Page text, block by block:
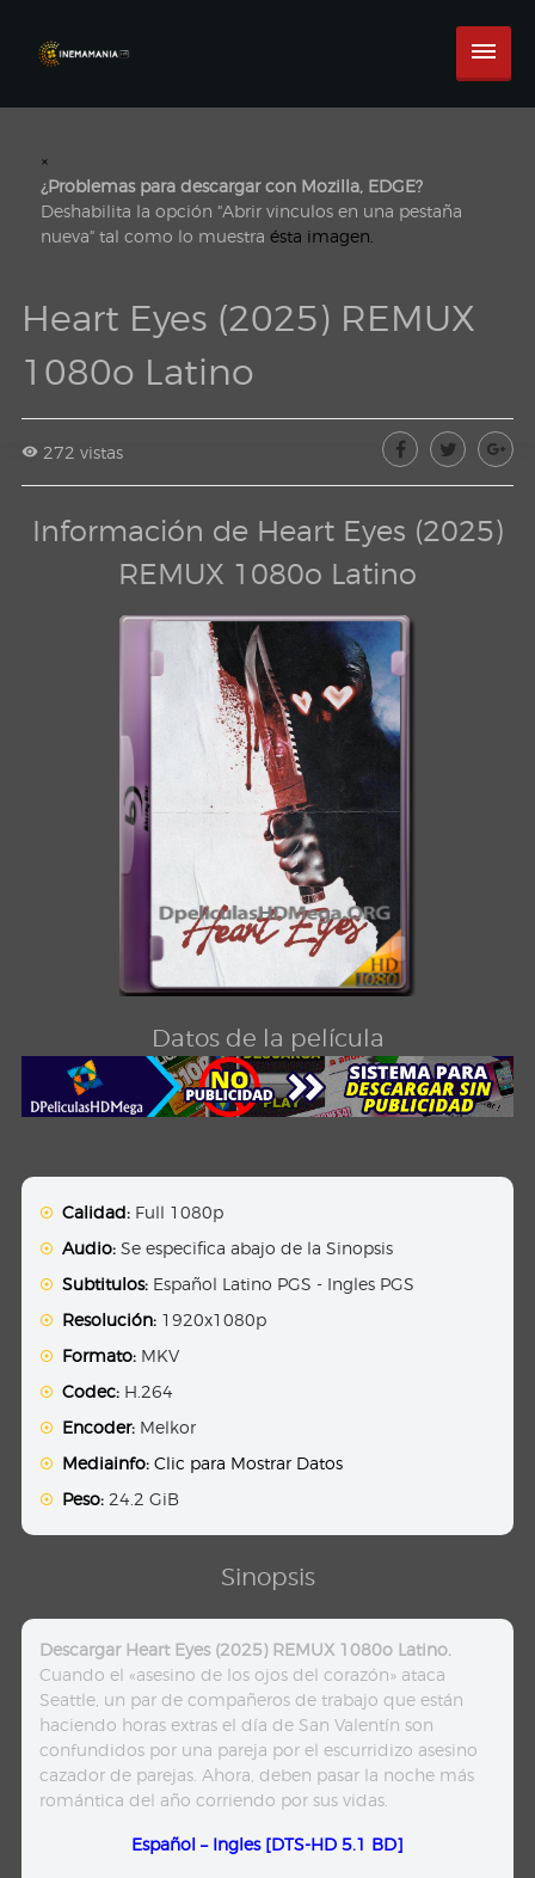
×
¿Problemas para descargar con Mozilla, EDGE?
Deshabilita la opción "Abrir vinculos en una pestaña
nueva" tal como lo muestra ésta imagen.
Heart Eyes (2025) REMUX
1080o Latino
272 vistas
Información de Heart Eyes (2025)
REMUX 1080o Latino
Datos de la película
Calidad: Full 1080p
Audio: Se especifica abajo de la Sinopsis
Subtitulos: Español Latino PGS - Ingles PGS
Resolución: 1920x1080p
Formato: MKV
Codec: H.264
Encoder: Melkor
Mediainfo: Clic para Mostrar Datos
Peso: 24.2 GiB
Sinopsis
Descargar Heart Eyes (2025) REMUX 1080o Latino.
Cuando el «asesino de los ojos del corazón» ataca
Seattle, un par de compañeros de trabajo que están
haciendo horas extras el día de San Valentín son
confundidos por una pareja por el escurridizo asesino
cazador de parejas. Ahora, deben pasar la noche más
romántica del año corriendo por sus vidas.
Español – Ingles [DTS-HD 5.1 BD]